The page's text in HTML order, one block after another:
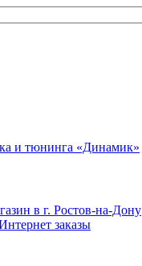
в г. Ростов-на-Дону
заказы